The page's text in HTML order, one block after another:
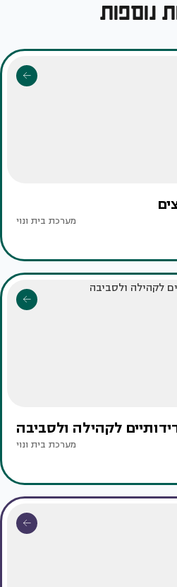
נוספות
מערכת בית ונוי
לקהילה ולסביבה
מערכת בית ונוי